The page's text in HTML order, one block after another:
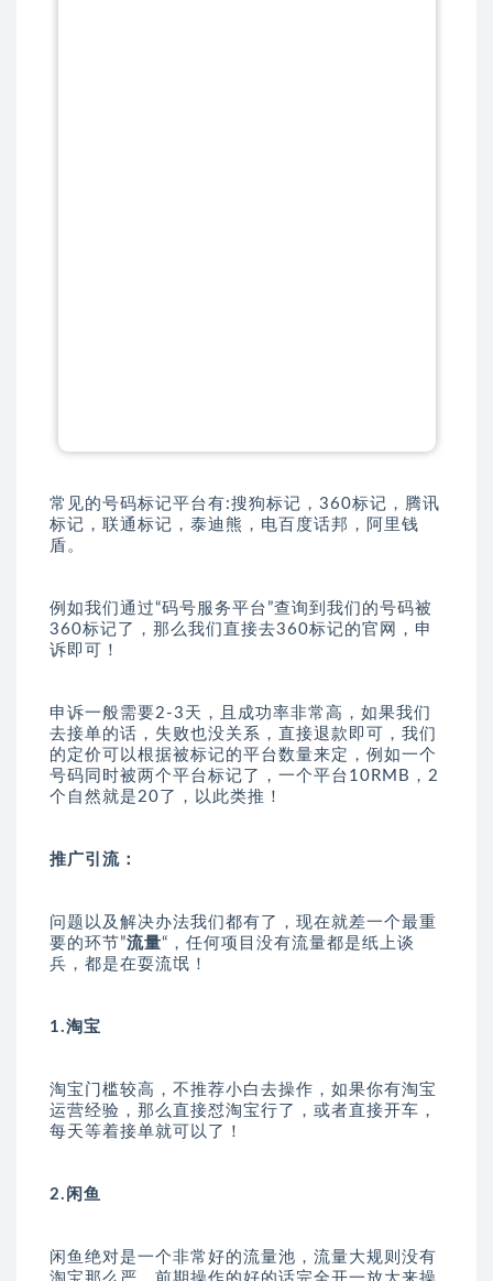
常见的号码标记平台有:搜狗标记，360标记，腾讯
标记，联通标记，泰迪熊，电百度话邦，阿里钱
盾。
例如我们通过“码号服务平台”查询到我们的号码被
360标记了，那么我们直接去360标记的官网，申
诉即可！
申诉一般需要2-3天，且成功率非常高，如果我们
去接单的话，失败也没关系，直接退款即可，我们
的定价可以根据被标记的平台数量来定，例如一个
号码同时被两个平台标记了，一个平台10RMB，2
个自然就是20了，以此类推！
推广引流：
问题以及解决办法我们都有了，现在就差一个最重
要的环节”流量“，任何项目没有流量都是纸上谈
兵，都是在耍流氓！
1.淘宝
淘宝门槛较高，不推荐小白去操作，如果你有淘宝
运营经验，那么直接怼淘宝行了，或者直接开车，
每天等着接单就可以了！
2.闲鱼
闲鱼绝对是一个非常好的流量池，流量大规则没有